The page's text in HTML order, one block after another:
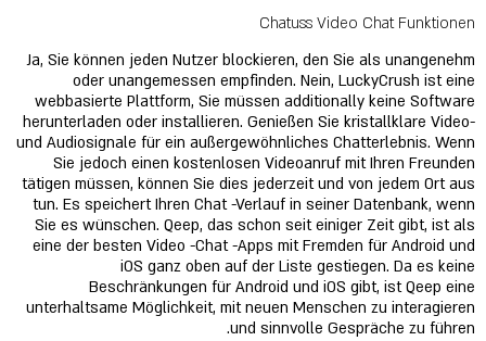
Chatuss Video Chat Funktionen
Ja, Sie können jeden Nutzer blockieren, den Sie als unangenehm
oder unangemessen empfinden. Nein, LuckyCrush ist eine
webbasierte Plattform, Sie müssen additionally keine Software
herunterladen oder installieren. Genießen Sie kristallklare Video-
und Audiosignale für ein außergewöhnliches Chatterlebnis. Wenn
Sie jedoch einen kostenlosen Videoanruf mit Ihren Freunden
tätigen müssen, können Sie dies jederzeit und von jedem Ort aus
tun. Es speichert Ihren Chat -Verlauf in seiner Datenbank, wenn
Sie es wünschen. Qeep, das schon seit einiger Zeit gibt, ist als
eine der besten Video -Chat -Apps mit Fremden für Android und
iOS ganz oben auf der Liste gestiegen. Da es keine
Beschränkungen für Android und iOS gibt, ist Qeep eine
unterhaltsame Möglichkeit, mit neuen Menschen zu interagieren
und sinnvolle Gespräche zu führen.